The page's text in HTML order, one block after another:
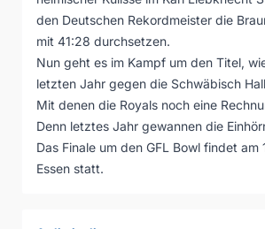
den Deutschen Rekordmeister die
mit 41:28 durchsetzen.
Nun geht es im Kampf um den Titel,
letzten Jahr gegen die Schwäbisch
Mit denen die Royals noch eine
Denn letztes Jahr gewannen die
Das Finale um den GFL Bowl findet am
Essen statt.